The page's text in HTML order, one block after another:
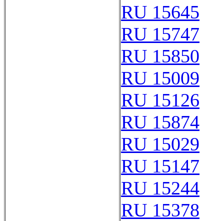
RU 15645
RU 15747
RU 15850
RU 15009
RU 15126
RU 15874
RU 15029
RU 15147
RU 15244
RU 15378